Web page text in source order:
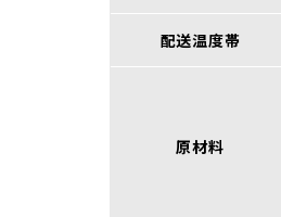
配送温度帯
原材料